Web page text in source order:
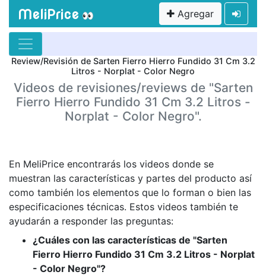
MeliPrice 👀 Agregar
Review/Revisión de Sarten Fierro Hierro Fundido 31 Cm 3.2
Litros - Norplat - Color Negro
Videos de revisiones/reviews de "Sarten
Fierro Hierro Fundido 31 Cm 3.2 Litros -
Norplat - Color Negro".
En MeliPrice encontrarás los videos donde se
muestran las características y partes del producto así
como también los elementos que lo forman o bien las
especificaciones técnicas. Estos videos también te
ayudarán a responder las preguntas:
¿Cuáles con las características de "Sarten
Fierro Hierro Fundido 31 Cm 3.2 Litros - Norplat
- Color Negro"?